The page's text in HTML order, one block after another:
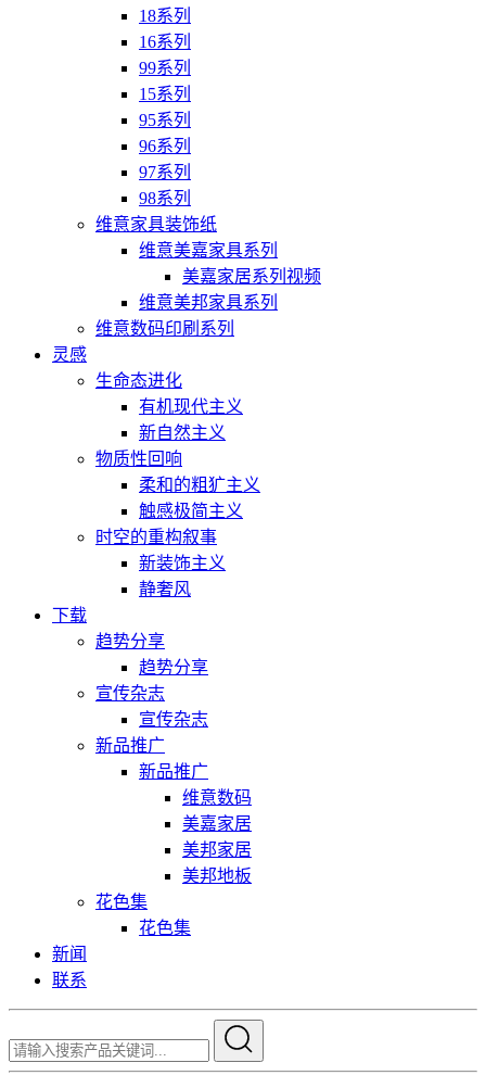
18系列
16系列
99系列
15系列
95系列
96系列
97系列
98系列
维意家具装饰纸
维意美嘉家具系列
美嘉家居系列视频
维意美邦家具系列
维意数码印刷系列
灵感
生命态进化
有机现代主义
新自然主义
物质性回响
柔和的粗犷主义
触感极简主义
时空的重构叙事
新装饰主义
静奢风
下载
趋势分享
趋势分享
宣传杂志
宣传杂志
新品推广
新品推广
维意数码
美嘉家居
美邦家居
美邦地板
花色集
花色集
新闻
联系